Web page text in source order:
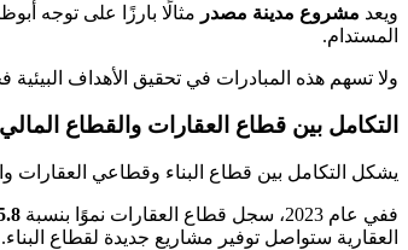
ويعد مشروع مدينة مصدر مثالًا بارزًا على توجه
المستدام.
ولا تسهم هذه المبادرات في تحقيق الأهداف
التكامل بين قطاع العقارات والقطاع المالي
يشكل التكامل بين قطاع البناء وقطاعي العقارات
ففي عام 2023، سجل قطاع العقارات نموًا بنسبة
العقارية ستواصل توفير مشاريع جديدة لقطاع البناء.